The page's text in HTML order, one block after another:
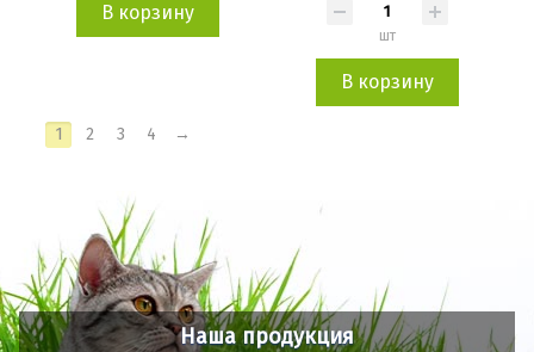
В корзину
шт
В корзину
1 2 3 4 →
Наша продукция